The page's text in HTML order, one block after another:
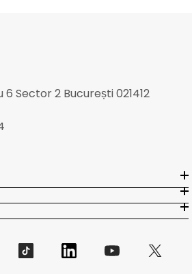
Sector 2 București 021412